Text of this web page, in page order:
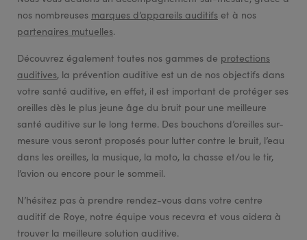
nos nombreuses marques d’appareils auditifs et à nos
partenaires mutuelles.
Découvrez également toutes nos gammes de protections
auditives, la prévention auditive est un de nos objectifs dans
votre santé auditive, en effet, il est important de protéger ses
oreilles dès le plus jeune âge du bruit pour une meilleure
santé auditive sur le long terme. Des bouchons d’oreilles sur-
mesure vous seront proposés pour lutter contre le bruit, l’eau
dans les oreilles, la musique, la moto, la chasse et/ou le tir,
l’avion ou encore pour le sommeil.
N’hésitez pas à prendre rendez-vous dans votre centre
auditif de Roye, notre équipe vous recevra et vous aidera à
trouver la meilleure solution auditive.